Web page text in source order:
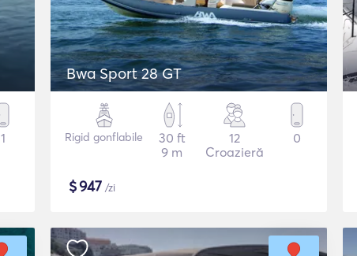
1
Bwa Sport 28 GT
Rigid gonflabile
30 ft
9 m
12
Croazieră
0
$947 /zi